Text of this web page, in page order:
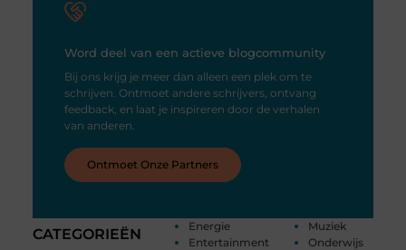
CATEGORIEËN
Energie
Entertainment
Muziek
Onderwijs
Word deel van een actieve blogcommunity
Bij ons krijg je meer dan alleen een plek om te
schrijven. Ontmoet andere schrijvers, ontvang
feedback, en laat je inspireren door de verhalen
van anderen.
Ontmoet Onze Partners